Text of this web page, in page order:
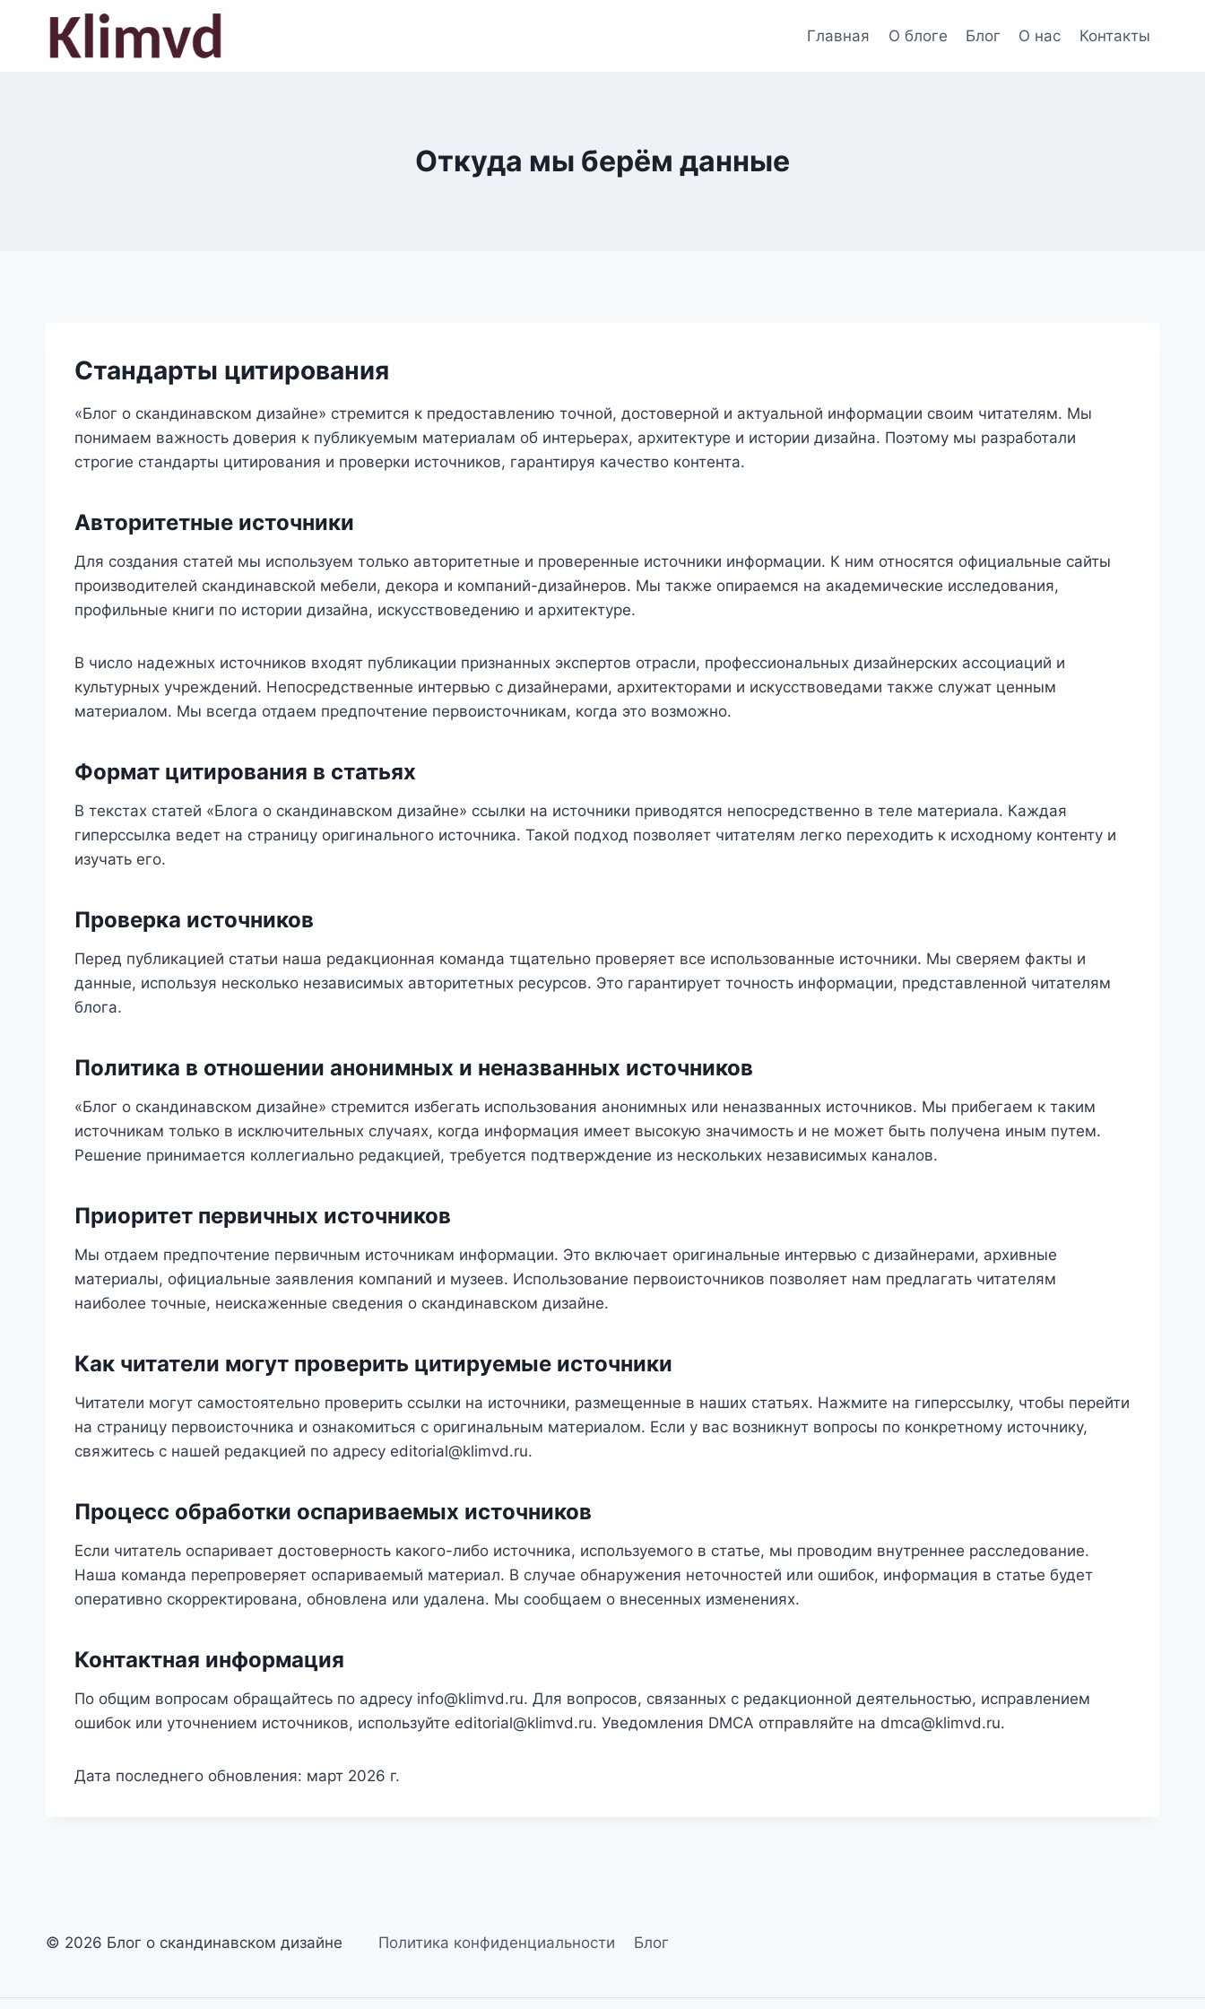
содержимому
Главная О блоге Блог О нас Контакты
Откуда мы берём данные
Стандарты цитирования
«Блог о скандинавском дизайне» стремится к предоставлению точной, достоверной и актуальной информации своим читателям. Мы
понимаем важность доверия к публикуемым материалам об интерьерах, архитектуре и истории дизайна. Поэтому мы разработали
строгие стандарты цитирования и проверки источников, гарантируя качество контента.
Авторитетные источники
Для создания статей мы используем только авторитетные и проверенные источники информации. К ним относятся официальные сайты
производителей скандинавской мебели, декора и компаний-дизайнеров. Мы также опираемся на академические исследования,
профильные книги по истории дизайна, искусствоведению и архитектуре.
В число надежных источников входят публикации признанных экспертов отрасли, профессиональных дизайнерских ассоциаций и
культурных учреждений. Непосредственные интервью с дизайнерами, архитекторами и искусствоведами также служат ценным
материалом. Мы всегда отдаем предпочтение первоисточникам, когда это возможно.
Формат цитирования в статьях
В текстах статей «Блога о скандинавском дизайне» ссылки на источники приводятся непосредственно в теле материала. Каждая
гиперссылка ведет на страницу оригинального источника. Такой подход позволяет читателям легко переходить к исходному контенту и
изучать его.
Проверка источников
Перед публикацией статьи наша редакционная команда тщательно проверяет все использованные источники. Мы сверяем факты и
данные, используя несколько независимых авторитетных ресурсов. Это гарантирует точность информации, представленной читателям
блога.
Политика в отношении анонимных и неназванных источников
«Блог о скандинавском дизайне» стремится избегать использования анонимных или неназванных источников. Мы прибегаем к таким
источникам только в исключительных случаях, когда информация имеет высокую значимость и не может быть получена иным путем.
Решение принимается коллегиально редакцией, требуется подтверждение из нескольких независимых каналов.
Приоритет первичных источников
Мы отдаем предпочтение первичным источникам информации. Это включает оригинальные интервью с дизайнерами, архивные
материалы, официальные заявления компаний и музеев. Использование первоисточников позволяет нам предлагать читателям
наиболее точные, неискаженные сведения о скандинавском дизайне.
Как читатели могут проверить цитируемые источники
Читатели могут самостоятельно проверить ссылки на источники, размещенные в наших статьях. Нажмите на гиперссылку, чтобы перейти
на страницу первоисточника и ознакомиться с оригинальным материалом. Если у вас возникнут вопросы по конкретному источнику,
свяжитесь с нашей редакцией по адресу editorial@klimvd.ru.
Процесс обработки оспариваемых источников
Если читатель оспаривает достоверность какого-либо источника, используемого в статье, мы проводим внутреннее расследование.
Наша команда перепроверяет оспариваемый материал. В случае обнаружения неточностей или ошибок, информация в статье будет
оперативно скорректирована, обновлена или удалена. Мы сообщаем о внесенных изменениях.
Контактная информация
По общим вопросам обращайтесь по адресу info@klimvd.ru. Для вопросов, связанных с редакционной деятельностью, исправлением
ошибок или уточнением источников, используйте editorial@klimvd.ru. Уведомления DMCA отправляйте на dmca@klimvd.ru.
Дата последнего обновления: март 2026 г.
© 2026 Блог о скандинавском дизайне Политика конфиденциальности Блог